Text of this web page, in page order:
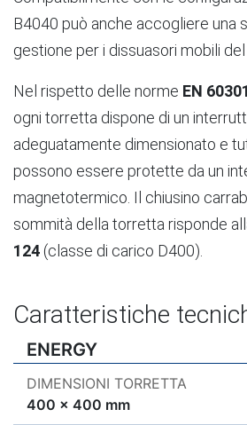
B4040 può anche accogliere una
gestione per i dissuasori mobili
Nel rispetto delle norme EN
ogni torretta dispone di un
adeguatamente dimensionato e
possono essere protette da un
magnetotermico. Il chiusino
sommità della torretta risponde
124 (classe di carico D400).
Caratteristiche
ENERGY
DIMENSIONI TORRETTA
400 x 400 mm